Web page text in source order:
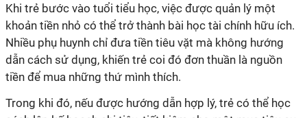
Khi trẻ bước vào tuổi tiểu học, việc được quản lý một
khoản tiền nhỏ có thể trở thành bài học tài chính hữu ích.
Nhiều phụ huynh chỉ đưa tiền tiêu vặt mà không hướng
dẫn cách sử dụng, khiến trẻ coi đó đơn thuần là nguồn
tiền để mua những thứ mình thích.
Trong khi đó, nếu được hướng dẫn hợp lý, trẻ có thể học